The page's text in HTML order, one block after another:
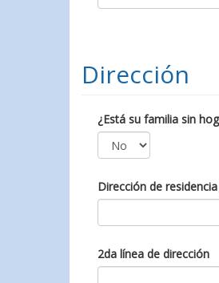
Dirección
¿Está su familia sin
Dirección de
2da línea de dirección